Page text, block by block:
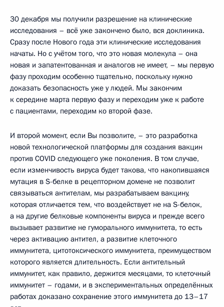
30 декабря мы получили разрешение на клинические
исследования – всё уже закончено было, вся доклиника.
Сразу после Нового года эти клинические исследования
начаты. Но с учётом того, что это новая молекула – она
новая и запатентованная и аналогов не имеет, – мы первую
фазу проходим особенно тщательно, поскольку нужно
доказать безопасность уже у людей. Мы закончим
к середине марта первую фазу и переходим уже к работе
с пациентами, переходим ко второй фазе.
И второй момент, если Вы позволите, – это разработка
новой технологической платформы для создания вакцин
против COVID следующего уже поколения. В том случае,
если изменчивость вируса будет такова, что накопившаяся
мутация в S-белке в рецепторном домене не позволит
связываться антителам, мы разрабатываем вакцину,
которая отличается тем, что воздействует не на S-белок,
а на другие белковые компоненты вируса и прежде всего
вызывает развитие не гуморального иммунитета, то есть
через активацию антител, а развитие клеточного
иммунитета, цитотоксического иммунитета, преимуществом
которого является длительность. Если антительный
иммунитет, как правило, держится месяцами, то клеточный
иммунитет – годами, и в экспериментальных определённых
работах доказано сохранение этого иммунитета до 13–17